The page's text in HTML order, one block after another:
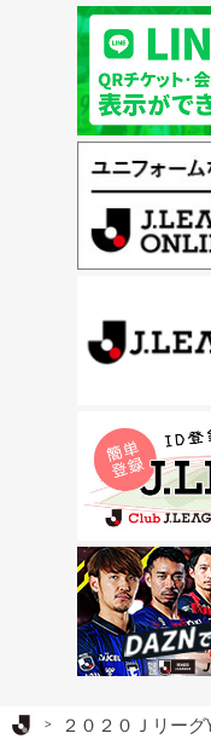
Ｊリーグ TOP
２０２０Ｊリーグ